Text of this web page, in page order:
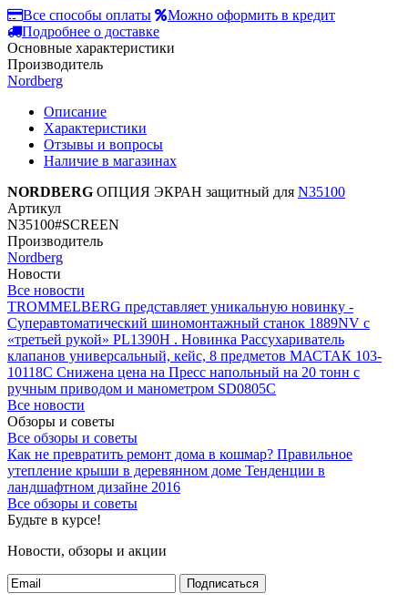
Все способы оплаты
Можно оформить в кредит
Подробнее о доставке
Основные характеристики
Производитель
Nordberg
Описание
Характеристики
Отзывы и вопросы
Наличие в магазинах
NORDBERG ОПЦИЯ ЭКРАН защитный для N35100
Артикул
N35100#SCREEN
Производитель
Nordberg
Новости
Все новости
TROMMELBERG представляет уникальную новинку -
Суперавтоматический шиномонтажный станок 1889NV с
«третьей рукой» PL1390H . Новинка Рассухариватель
клапанов универсальный, кейс, 8 предметов МАСТАК 103-
10118C Снижена цена на Пресс напольный на 20 тонн с
ручным приводом и манометром SD0805C
Все новости
Обзоры и советы
Все обзоры и советы
Как не превратить ремонт дома в кошмар? Правильное
утепление крыши в деревянном доме Тенденции в
ландшафтном дизайне 2016
Все обзоры и советы
Будьте в курсе!
Новости, обзоры и акции
Подписаться